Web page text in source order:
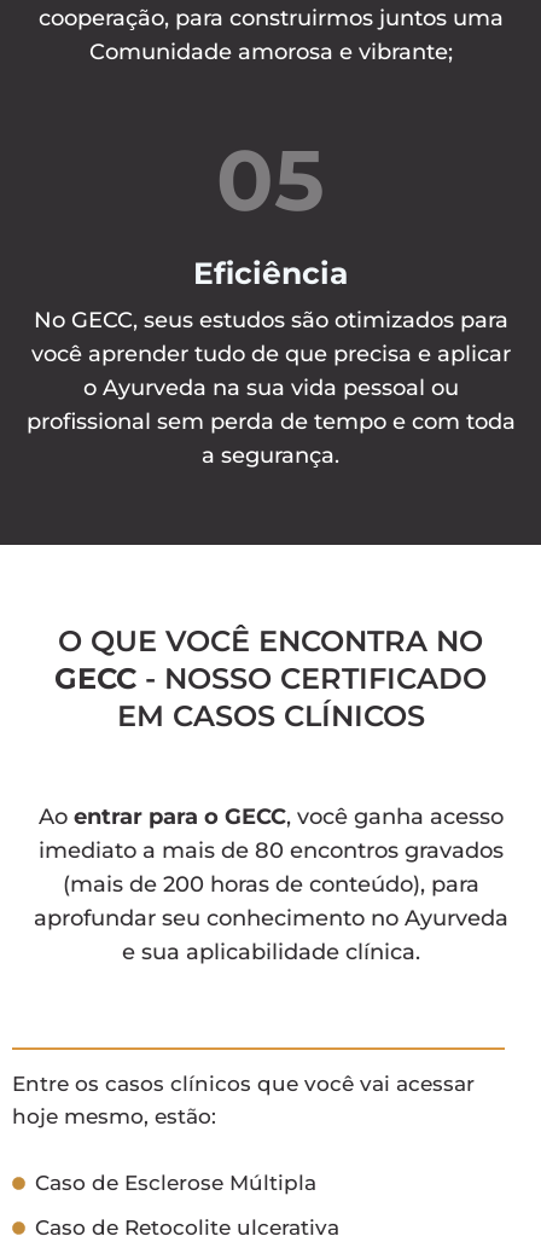
cooperação, para construirmos juntos uma
Comunidade amorosa e vibrante;
05
Eficiência
No GECC, seus estudos são otimizados para
você aprender tudo de que precisa e aplicar
o Ayurveda na sua vida pessoal ou
profissional sem perda de tempo e com toda
a segurança.
O QUE VOCÊ ENCONTRA NO
GECC - NOSSO CERTIFICADO
EM CASOS CLÍNICOS
Ao entrar para o GECC, você ganha acesso
imediato a mais de 80 encontros gravados
(mais de 200 horas de conteúdo), para
aprofundar seu conhecimento no Ayurveda
e sua aplicabilidade clínica.
Entre os casos clínicos que você vai acessar
hoje mesmo, estão:
Caso de Esclerose Múltipla
Caso de Retocolite ulcerativa